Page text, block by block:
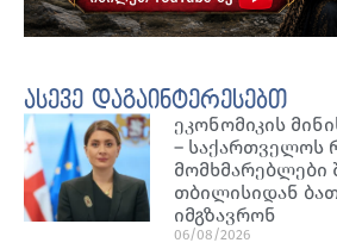
ასევე დაგაინტერესებთ
ეკონომიკის
– საქართველოს
მომხმარებლები
თბილისიდან
იმგზავრონ
06/08/2026